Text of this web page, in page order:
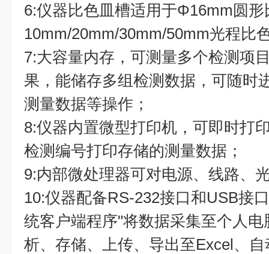
6:仪器比色皿槽适用于Φ16mm圆形
10mm/20mm/30mm/50mm光程比
7:大容量内存，可测量多个检测项
果，能储存多组检测数据，可随时
测量数据等操作；
8:仪器内置微型打印机，可即时打
检测编号打印存储的测量数据；
9:内部微处理器可对电源、线路、
10:仪器配备RS-232接口和USB接
统客户端程序"将数据采集至个人
析、存储、上传、导出至Excel、